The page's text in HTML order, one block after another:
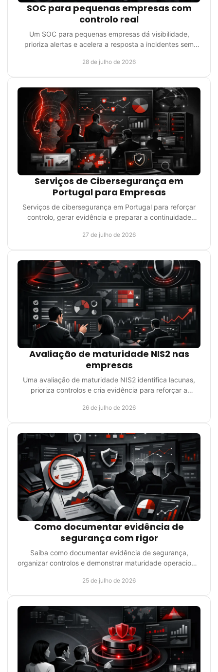
SOC para pequenas empresas com
controlo real
Um SOC para pequenas empresas dá visibilidade,
prioriza alertas e acelera a resposta a incidentes sem
28 de julho de 2026
Serviços de Cibersegurança em
Portugal para Empresas
Serviços de cibersegurança em Portugal para reforçar
controlo, gerar evidência e preparar a continuidade
27 de julho de 2026
Avaliação de maturidade NIS2 nas
empresas
Uma avaliação de maturidade NIS2 identifica lacunas,
prioriza controlos e cria evidência para reforçar a
26 de julho de 2026
Como documentar evidência de
segurança com rigor
Saiba como documentar evidência de segurança,
organizar controlos e demonstrar maturidade operacional
25 de julho de 2026